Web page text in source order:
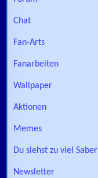
Chat
Fan-Arts
Fanarbeiten
Wallpaper
Aktionen
Memes
Du siehst zu viel
Newsletter